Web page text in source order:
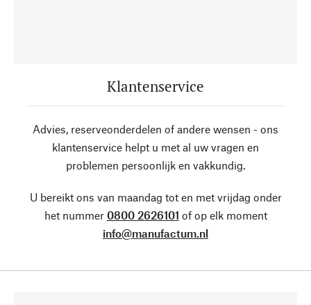
Klantenservice
Advies, reserveonderdelen of andere wensen - ons
klantenservice helpt u met al uw vragen en
problemen persoonlijk en vakkundig.
U bereikt ons van maandag tot en met vrijdag onder
het nummer 0800 2626101 of op elk moment
info@manufactum.nl